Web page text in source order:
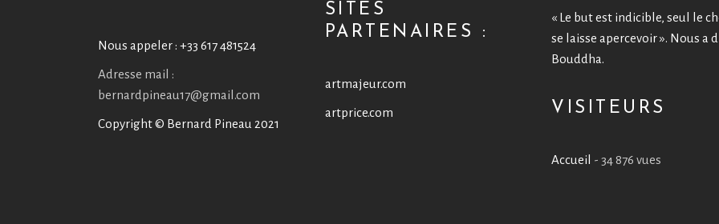
Nous appeler : +33 617 481524
Adresse mail :
bernardpineau17@gmail.com
Copyright © Bernard Pineau 2021
SITES
PARTENAIRES :
artmajeur.com
artprice.com
« Le but est indicible, seul le
se laisse apercevoir ». Nous a
Bouddha.
VISITEURS
Accueil - 34 876 vues